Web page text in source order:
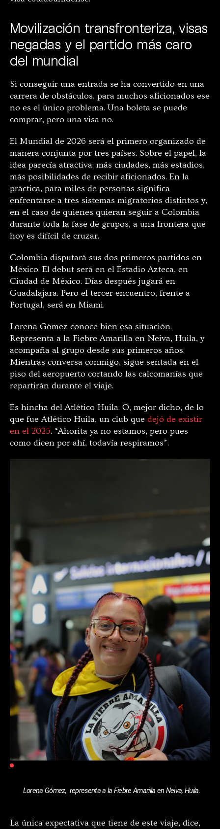
Movilización transfronteriza, visas
negadas y el partido más caro
del mundial
Si conseguir una entrada se ha convertido en una
carrera de obstáculos, para muchos aficionados ese
no es el único problema. Una boleta se puede
comprar, pero una visa no.
El Mundial de 2026 será el primero organizado de
manera conjunta por tres países. Sobre el papel, la
idea parecía atractiva: más ciudades, más estadios,
más posibilidades de recibir aficionados. En la
práctica, para miles de personas significa
enfrentarse a tres sistemas migratorios distintos y,
en el caso de quienes quieran seguir a Colombia
durante toda la fase de grupos, a una frontera que
hoy es difícil de cruzar.
Colombia disputará sus dos primeros partidos en
México. El debut será en el Estadio Azteca, en
Ciudad de México. Días después jugará en
Guadalajara. Pero el tercer encuentro, frente a
Portugal, será en Miami.
Lorena Gómez conoce bien esa situación.
Representa a la Fiebre Amarilla en Neiva, Huila, y
acompaña al grupo desde sus primeros años.
Mientras conversa conmigo, sigue sentada en el
piso del aeropuerto cortando las calcomanías que
repartirán durante el viaje.
Es hincha del Atlético Huila. O, mejor dicho, de lo
que fue Atlético Huila, un club que dejó de existir
en el 2025. “Ahorita ya no estamos, pero pues
como dicen por ahí, todavía respiramos”.
Lorena Gómez,  representa a la Fiebre Amarilla en Neiva, Huila.
La única expectativa que tiene de este viaje, dice,